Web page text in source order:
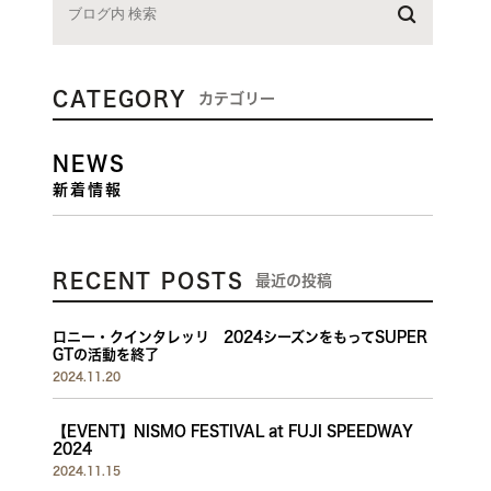
CATEGORY カテゴリー
NEWS
新着情報
RECENT POSTS 最近の投稿
ロニー・クインタレッリ 2024シーズンをもってSUPER
GTの活動を終了
2024.11.20
【EVENT】NISMO FESTIVAL at FUJI SPEEDWAY
2024
2024.11.15